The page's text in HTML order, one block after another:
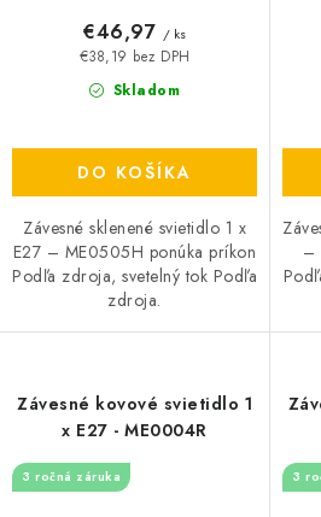
Skladom
€38,19 bez DPH
€46,97 / ks
DO KOŠÍKA
Závesné sklenené svietidlo 1 x
E27 – ME0505H ponúka príkon
Podľa zdroja, svetelný tok Podľa
zdroja.
–
Závesné kovové svietidlo 1
x E27 - ME0004R
3 ročná záruka 3